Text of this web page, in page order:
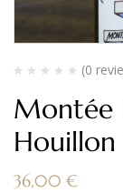
(0
Montée
36,00 €